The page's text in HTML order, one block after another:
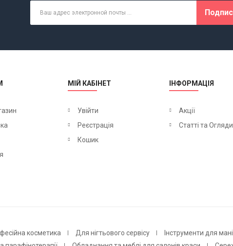
МІЙ КАБІНЕТ
Увійти
Реєстрація
Кошик
ІНФОРМАЦІЯ
Акції
Статті та Огляди
косметика Для нігтьового сервісу Інструменти для